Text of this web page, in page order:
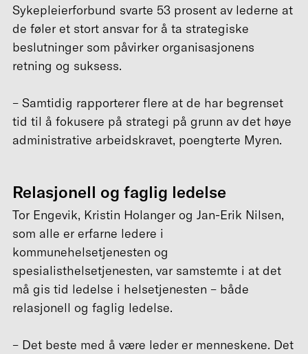
Sykepleierforbund svarte 53 prosent av lederne at
de føler et stort ansvar for å ta strategiske
beslutninger som påvirker organisasjonens
retning og suksess.
– Samtidig rapporterer flere at de har begrenset
tid til å fokusere på strategi på grunn av det høye
administrative arbeidskravet, poengterte Myren.
Relasjonell og faglig ledelse
Tor Engevik, Kristin Holanger og Jan-Erik Nilsen,
som alle er erfarne ledere i
kommunehelsetjenesten og
spesialisthelsetjenesten, var samstemte i at det
må gis tid ledelse i helsetjenesten – både
relasjonell og faglig ledelse.
– Det beste med å være leder er menneskene. Det